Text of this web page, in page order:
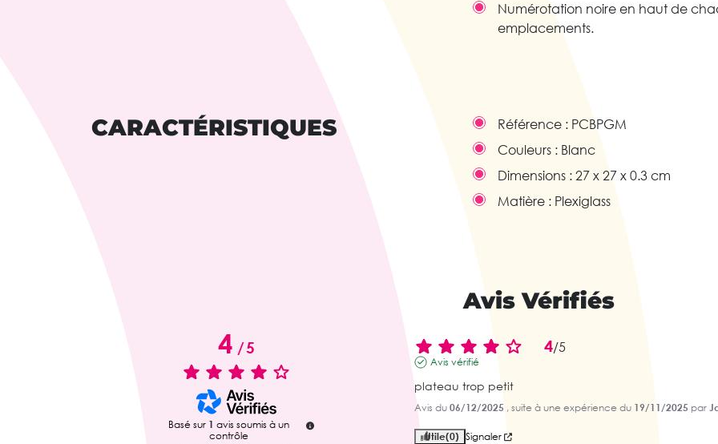
Numérotation noire en haut de
emplacements.
CARACTÉRISTIQUES Référence : PCBPGM
Couleurs : Blanc
Dimensions : 27 x 27 x 0.3 cm
Matière : Plexiglass
Avis Vérifiés
4/5
Basé sur 1 avis soumis à un
contrôle
4/5
Avis vérifié
plateau trop petit
Avis du 06/12/2025 , suite à une expérience du 19/11/2025 par
Utile(0) Signaler